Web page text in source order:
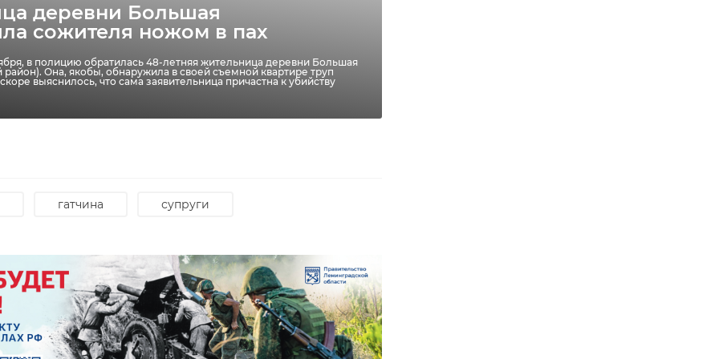
деревни Большая
сожителя ножом в пах
в полицию обратилась 48-летняя жительница деревни Большая
район). Она, якобы, обнаружила в своей съемной квартире труп
выяснилось, что сама заявительница причастна к убийству
гатчина супруги
мужчина
из окна, спасаясь от
в Кировске. Огонь занялся в многоквартирном доме на улице
обстановка на общей площади 24 квадрата.
красный бор